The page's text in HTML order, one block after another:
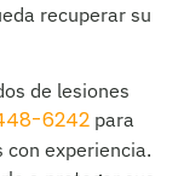
recuperar su
de lesiones
6242 para
con experiencia.